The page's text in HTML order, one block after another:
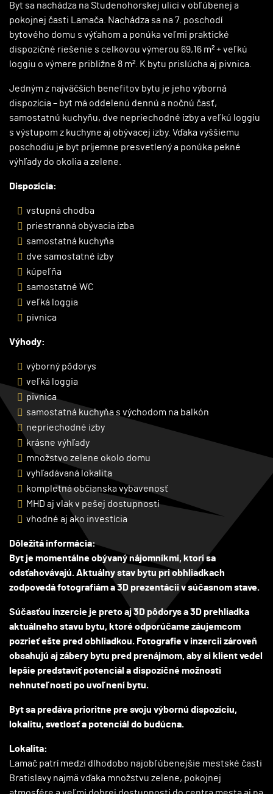
Byt sa nachádza na Studenohorskej ulici v obľúbenej a
pokojnej časti Lamača. Nachádza sa na 7. poschodí
bytového domu s výťahom a ponúka veľmi praktické
dispozičné riešenie s celkovou výmerou 69,16 m² + veľkú
loggiu o výmere približne 8 m². K bytu prislúcha aj pivnica.
Jedným z najväčších benefitov bytu je jeho výborná
dispozícia – byt má oddelenú dennú a nočnú časť,
samostatnú kuchyňu, dve nepriechodné izby a veľkú loggiu
s výstupom z kuchyne aj obývacej izby. Vďaka vyššiemu
poschodiu je byt príjemne presvetlený a ponúka pekné
výhľady do okolia a zelene.
Dispozícia:
vstupná chodba
priestranná obývacia izba
samostatná kuchyňa
dve samostatné izby
kúpeľňa
samostatné WC
veľká loggia
pivnica
Výhody:
výborný pôdorys
veľká loggia
pivnica
samostatná kuchyňa s východom na balkón
nepriechodné izby
krásne výhľady
množstvo zelene okolo domu
vyhľadávaná lokalita
kompletná občianska vybavenosť
MHD aj vlak v pešej dostupnosti
vhodné aj ako investícia
Dôležitá informácia:
Byt je momentálne obývaný nájomníkmi, ktorí sa
odsťahovávajú. Aktuálny stav bytu pri obhliadkach
zodpovedá fotografiám a 3D prezentácii v súčasnom stave.
Súčasťou inzercie je preto aj 3D pôdorys a 3D prehliadka
aktuálneho stavu bytu, ktoré odporúčame záujemcom
pozrieť ešte pred obhliadkou. Fotografie v inzercii zároveň
obsahujú aj zábery bytu pred prenájmom, aby si klient vedel
lepšie predstaviť potenciál a dispozičné možnosti
nehnuteľnosti po uvoľnení bytu.
Byt sa predáva prioritne pre svoju výbornú dispozíciu,
lokalitu, svetlosť a potenciál do budúcna.
Lokalita:
Lamač patrí medzi dlhodobo najobľúbenejšie mestské časti
Bratislavy najmä vďaka množstvu zelene, pokojnej